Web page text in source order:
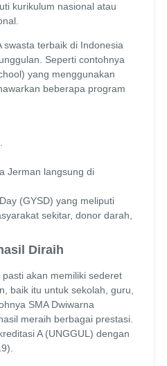
kurikulum nasional atau
swasta terbaik di Indonesia
Seperti contohnya
yang menggunakan
beberapa program
Jerman langsung di
(GYSD) yang meliputi
sekitar, donor darah,
Diraih
akan memiliki sederet
baik itu untuk sekolah, guru,
SMA Dwiwarna
meraih berbagai prestasi.
A (UNGGUL) dengan